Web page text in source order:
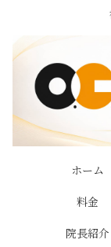
ホーム
料金
院長紹介